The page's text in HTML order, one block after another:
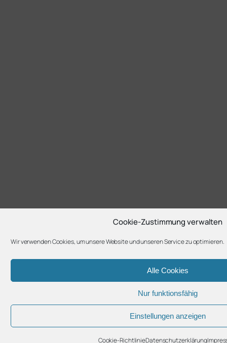
Cookie-Zustimmung verwalten
Wir verwenden Cookies, um unsere Website und unseren Service zu optimieren.
Alle Cookies
Nur funktionsfähig
Einstellungen anzeigen
Cookie-RichtlinieDatenschutzerklärung